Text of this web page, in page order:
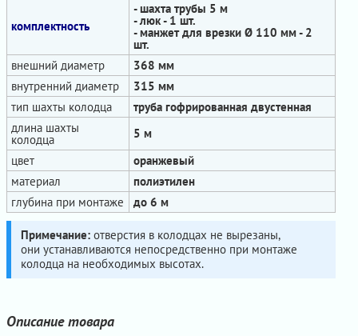
комплектность
- шахта трубы 5 м
- люк - 1 шт.
- манжет для врезки Ø 110 мм - 2
шт.
внешний диаметр
368 мм
внутренний диаметр
315 мм
тип шахты колодца
труба гофрированная двустенная
длина шахты
колодца
5 м
цвет
оранжевый
материал
полиэтилен
глубина при монтаже
до 6 м
Примечание: отверстия в колодцах не вырезаны,
они устанавливаются непосредственно при монтаже
колодца на необходимых высотах.
Описание товара